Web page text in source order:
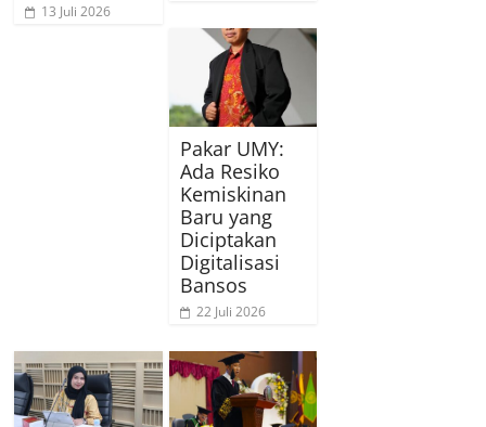
13 Juli 2026
Pakar UMY:
Ada Resiko
Kemiskinan
Baru yang
Diciptakan
Digitalisasi
Bansos
22 Juli 2026